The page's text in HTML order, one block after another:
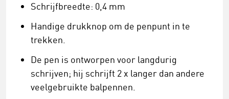
Schrijfbreedte: 0,4 mm
Handige drukknop om de penpunt in te
trekken.
De pen is ontworpen voor langdurig
schrijven; hij schrijft 2 x langer dan andere
veelgebruikte balpennen.